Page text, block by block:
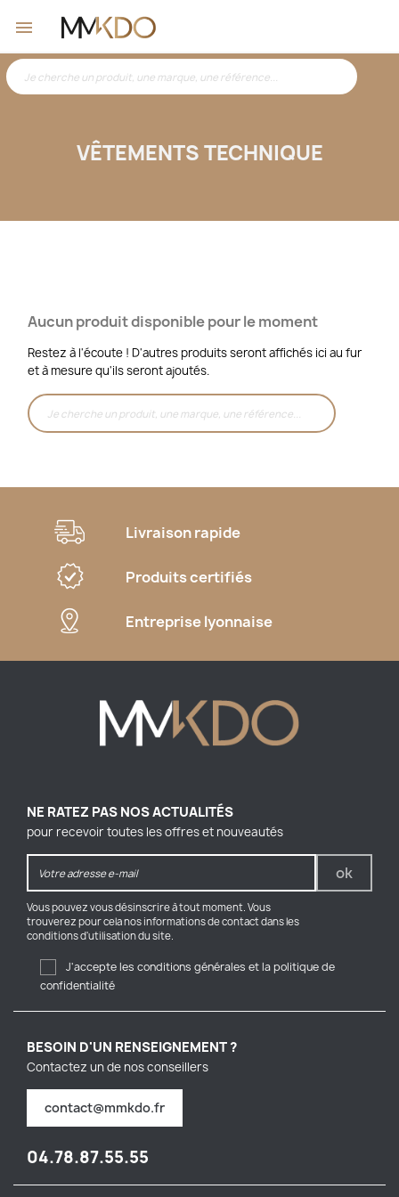
VÊTEMENTS TECHNIQUE
Aucun produit disponible pour le moment
Restez à l'écoute ! D'autres produits seront affichés ici au fur
et à mesure qu'ils seront ajoutés.
Livraison rapide
Produits certifiés
Entreprise lyonnaise
NE RATEZ PAS NOS ACTUALITÉS
pour recevoir toutes les offres et nouveautés
Vous pouvez vous désinscrire à tout moment. Vous
trouverez pour cela nos informations de contact dans les
conditions d'utilisation du site.
J'accepte les conditions générales et la politique de
confidentialité
BESOIN D'UN RENSEIGNEMENT ?
Contactez un de nos conseillers
contact@mmkdo.fr
04.78.87.55.55